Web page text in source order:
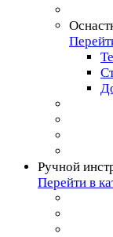
Ручной
Перейти в